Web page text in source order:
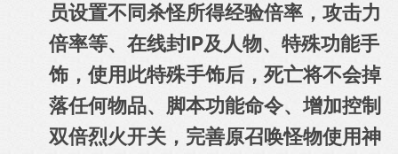
员设置不同杀怪所得经验倍率，攻击力
倍率等、在线封IP及人物、特殊功能手
饰，使用此特殊手饰后，死亡将不会掉
落任何物品、脚本功能命令、增加控制
双倍烈火开关，完善原召唤怪物使用神